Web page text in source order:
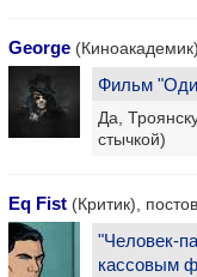
George
Фильм
Да,
стычкой)
Eq Fist (Критик),
"Человек-
кассовым